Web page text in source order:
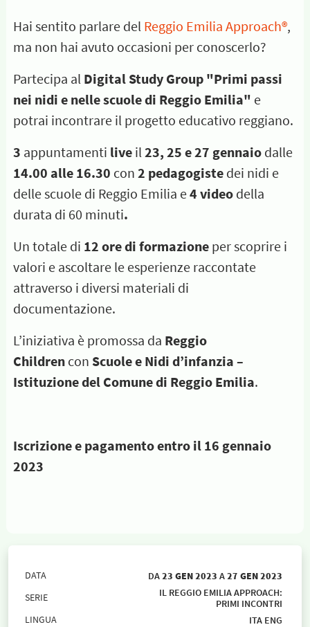
Hai sentito parlare del Reggio Emilia Approach®,
ma non hai avuto occasioni per conoscerlo?
Partecipa al Digital Study Group "Primi passi
nei nidi e nelle scuole di Reggio Emilia" e
potrai incontrare il progetto educativo reggiano.
3 appuntamenti live il 23, 25 e 27 gennaiodalle
14.00 alle 16.30 con 2 pedagogiste dei nidi e
delle scuole di Reggio Emilia e4 video della
durata di 60 minuti.
Un totale di 12 ore di formazioneper scoprire i
valori e ascoltare le esperienze raccontate
attraverso i diversi materiali di
documentazione.
L’iniziativa è promossa da Reggio
Childrencon Scuole e Nidi d’infanzia –
Istituzione del Comune di Reggio Emilia.
Iscrizione e pagamento entro il 16 gennaio
2023
DATA DA23 GEN 2023 A27 GEN 2023
SERIE
IL REGGIO EMILIA APPROACH:
PRIMI INCONTRI
LINGUA
ITA ENG